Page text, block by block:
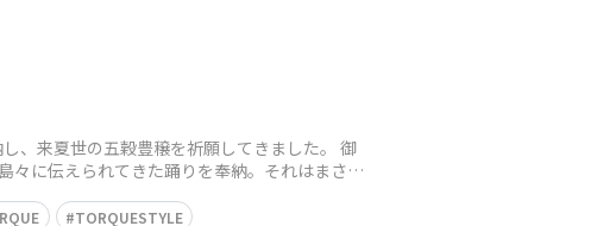
、来夏世の五穀豊穣を祈願してきました。 御
々に伝えられてきた踊りを奉納。それはまさに
TORQUESTYLE